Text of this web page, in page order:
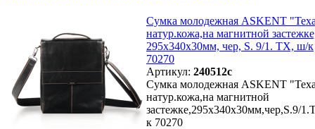
Сумка молодежная ASKENT
натур.кожа,на магнитной
295х340х30мм, чер, S. 9/1. TX, ш/к
70270
Артикул: 240512с
Сумка молодежная ASKENT
натур.кожа,на магнитной
застежке,295х340х30мм,чер,S.9/
к 70270